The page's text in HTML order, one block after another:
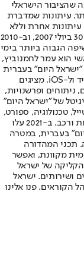
שהציבור הישראלי
עיתונות שמדברת
עיתונות אחרת וללא
תשלום. המהדורה המודפסת הראשונה פורסמה ב-30 ביולי 2007, וב-2010
הגבוה ביותר בימי
הוא עמר לחמנוביץ,
היום" בעברית
ובאנגלית, כמו כן היישומונים (אפליקציות) לאנדרואיד ול-iOS, מציגים
ניתוחים ופרשנויות,
של "ישראל היום"
טכנולוגיה, ספורט,
כלכלה וצרכנות, בריאות, חיילים, אוכל, יהדות, תיירות ורכב. ב-2021 עלו
בעברית, במטרה
תכני המהדורה
מקוונת, ואפשר
של ישראל
ושירותים. ישראל
הקוראים. פנו אלינו